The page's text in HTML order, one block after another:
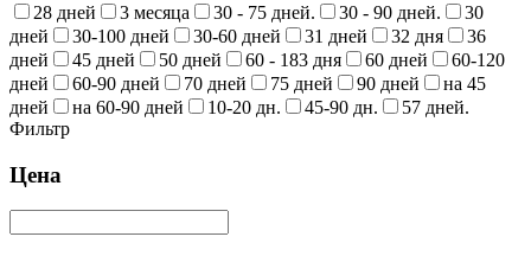
28 дней
3 месяца 30 - 75 дней. 30 - 90 дней.
30
дней
30-100 дней 30-60 дней 31 дней 32 дня
36
дней
45 дней 50 дней 60 - 183 дня 60 дней
60-120
дней
60-90 дней 70 дней 75 дней 90 дней
на 45
дней
на 60-90 дней 10-20 дн. 45-90 дн.
57 дней.
Фильтр
Цена